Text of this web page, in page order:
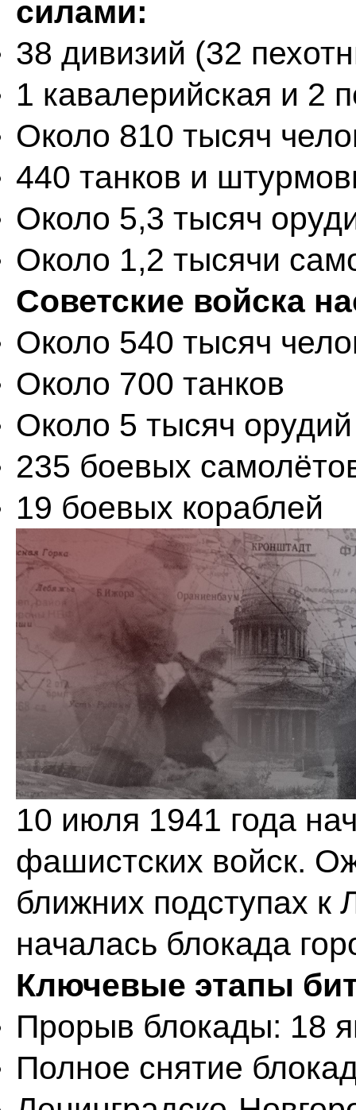
силами:
38 дивизий (32
1 кавалерийская и 2
Около 810 тысяч
440 танков и
Около 5,3 тысяч
Около 1,2 тысячи
Советские войска
Около 540 тысяч
Около 700 танков
Около 5 тысяч
235 боевых
19 боевых кораблей
10 июля 1941 года
фашистских войск.
ближних подступах к
началась блокада
Ключевые этапы
Прорыв блокады: 18
Полное снятие